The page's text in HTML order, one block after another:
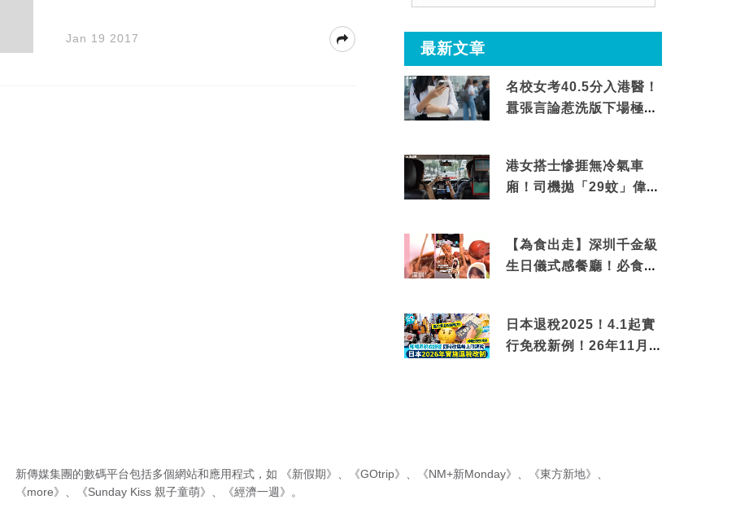
Jan 19 2017
最新文章
名校女考40.5分入港醫！
囂張言論惹洗版下場極震
港女搭士慘捱無冷氣車
廂！司機拋「29蚊」偉論
【為食出走】深圳千金級
生日儀式感餐廳！必食失
日本退稅2025！4.1起實
行免稅新例！26年11月
新傳媒集團的數碼平台包括多個網站和應用程式，如 《新假期》 《GOtrip》 《NM+新Monday》 《東方新地》
《more》
《Sunday Kiss 親子童萌》 《經濟一週》 。